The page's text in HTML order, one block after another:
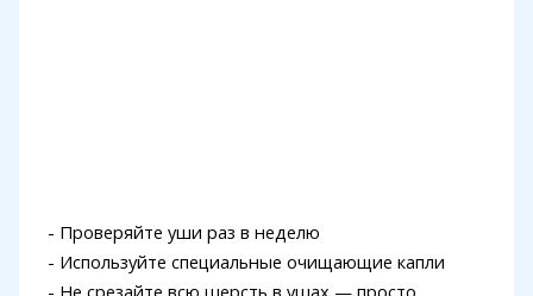
- Проверяйте уши раз в неделю
- Используйте специальные очищающие капли